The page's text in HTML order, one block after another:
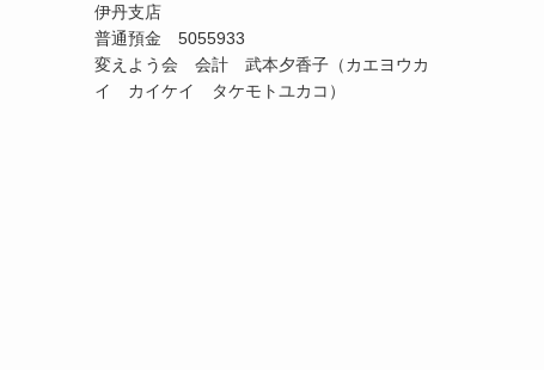
伊丹支店
普通預金 5055933
変えよう会 会計 武本夕香子（カエヨウカ
イ カイケイ タケモトユカコ）